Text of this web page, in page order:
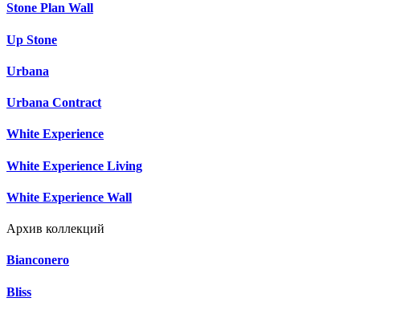
Stone Plan Wall
Up Stone
Urbana
Urbana Contract
White Experience
White Experience Living
White Experience Wall
Архив коллекций
Bianconero
Bliss